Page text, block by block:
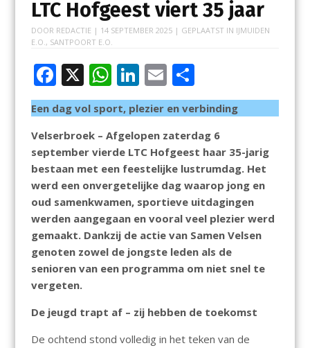
LTC Hofgeest viert 35 jaar
DOOR REDACTIE | 14 SEPTEMBER 2025| GEPLAATST IN IJMUIDEN
E.O. , SANTPOORT E.O.
F
ac
e
b
o
o
k
X W
h
at
s
A
p
p
Li
n
k
e
dI
n
E
m
ai
l
D
el
e
n
Een dag vol sport, plezier en verbinding
Velserbroek – Afgelopen zaterdag 6
september vierde LTC Hofgeest haar 35-jarig
bestaan met een feestelijke lustrumdag. Het
werd een onvergetelijke dag waarop jong en
oud samenkwamen, sportieve uitdagingen
werden aangegaan en vooral veel plezier werd
gemaakt. Dankzij de actie van Samen Velsen
genoten zowel de jongste leden als de
senioren van een programma om niet snel te
vergeten.
De jeugd trapt af – zij hebben de toekomst
De ochtend stond volledig in het teken van de